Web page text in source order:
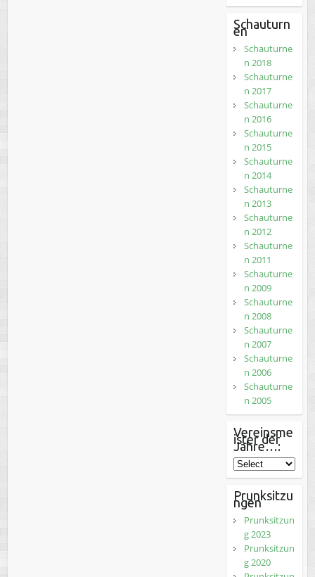
Schauturn
en
Schauturne
n 2018
Schauturne
n 2017
Schauturne
n 2016
Schauturne
n 2015
Schauturne
n 2014
Schauturne
n 2013
Schauturne
n 2012
Schauturne
n 2011
Schauturne
n 2009
Schauturne
n 2008
Schauturne
n 2007
Schauturne
n 2006
Schauturne
n 2005
Vereinsme
ister der
Jahre…:
Prunksitzu
ngen
Prunksitzun
g 2023
Prunksitzun
g 2020